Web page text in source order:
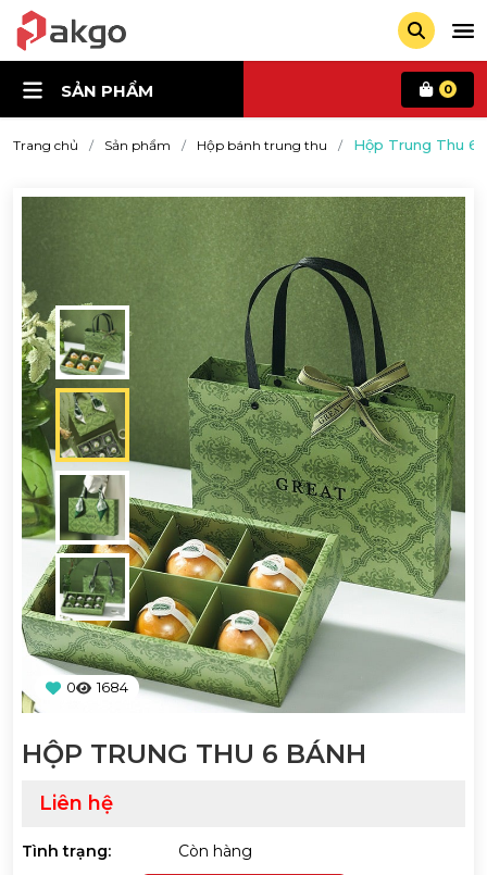
SẢN PHẨM 0
Trang chủ Sản phẩm Hộp bánh trung thu Hộp Trung Thu 6
0 1684
HỘP TRUNG THU 6 BÁNH
Liên hệ
Tình trạng: Còn hàng